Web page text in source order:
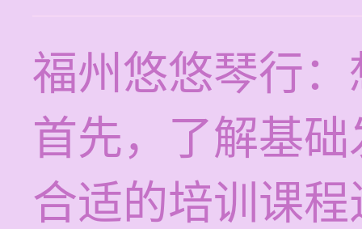
福州悠悠琴行
首先，了解基
合适的培训课